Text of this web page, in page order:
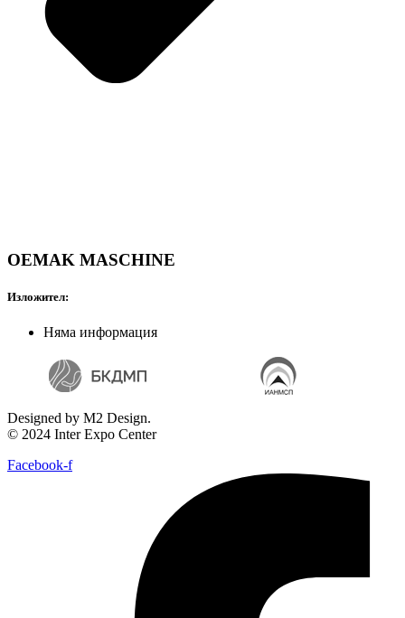
OEMAK MASCHINE
Изложител:
Няма информация
Designed by M2 Design.
© 2024 Inter Expo Center
Facebook-f